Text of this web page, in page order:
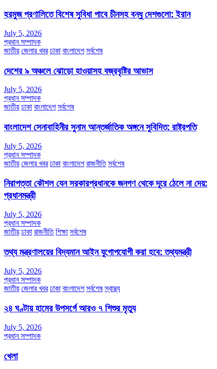
হরমুজ প্রণালিতে বিশেষ সুবিধা পাবে চীনসহ বন্ধু দেশগুলো: ইরান
July 5, 2026
প্রধান সম্পাদক
জাতীয় জেলার খবর ঢাকা বাংলাদেশ সর্বশেষ
দেশের ৯ অঞ্চলে ঝোড়ো হাওয়াসহ বজ্রবৃষ্টির আভাস
July 5, 2026
প্রধান সম্পাদক
জাতীয় ঢাকা বাংলাদেশ সর্বশেষ
বাংলাদেশ সেনাবাহিনীর সুনাম আন্তর্জাতিক অঙ্গনে সুবিদিত: রাষ্ট্রপতি
July 5, 2026
প্রধান সম্পাদক
জাতীয় জেলার খবর ঢাকা বাংলাদেশ রাজনীতি সর্বশেষ
নিরাপত্তা কৌশল যেন সরকারপ্রধানকে জনগণ থেকে দূরে ঠেলে না দেয়:
প্রধানমন্ত্রী
July 5, 2026
প্রধান সম্পাদক
জাতীয় ঢাকা রাজনীতি শিক্ষা সর্বশেষ
তথ্য মন্ত্রণালয়ের বিদ্যমান আইন যুগোপযোগী করা হবে: তথ্যমন্ত্রী
July 5, 2026
প্রধান সম্পাদক
জাতীয় জেলার খবর ঢাকা বাংলাদেশ সর্বশেষ স্বাস্থ্য
২৪ ঘণ্টায় হামের উপসর্গে আরও ৭ শিশুর মৃত্যু
July 5, 2026
প্রধান সম্পাদক
খেলা